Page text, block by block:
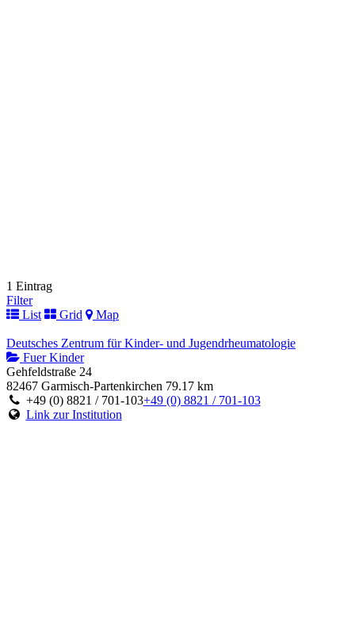
1 Eintrag
Filter
List
Grid Map
Deutsches Zentrum für Kinder- und Jugendrheumatologie
Fuer Kinder
Gehfeldstraße 24
82467 Garmisch-Partenkirchen 79.17 km
+49 (0) 8821 / 701-103+49 (0) 8821 / 701-103
Link zur Institution